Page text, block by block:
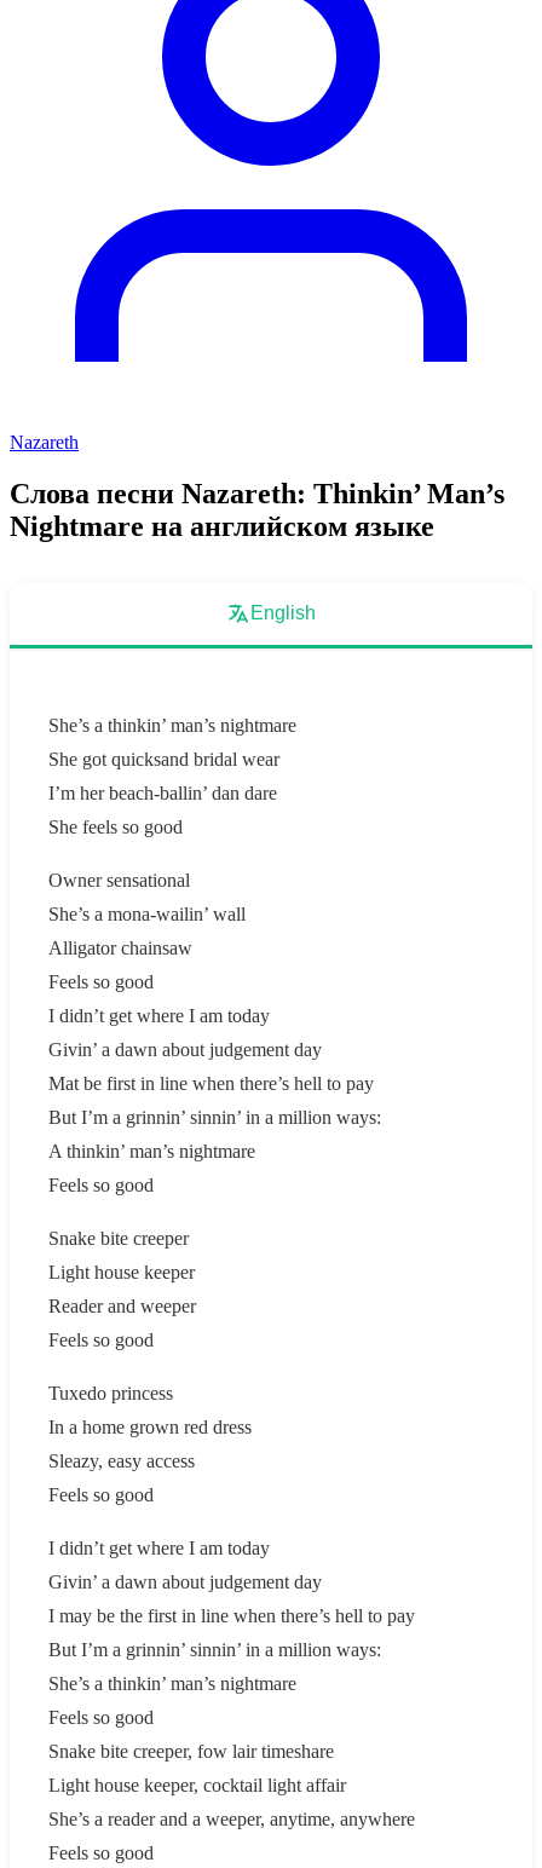
Nazareth
Слова песни Nazareth: Thinkin’ Man’s
Nightmare на английском языке
English
She’s a thinkin’ man’s nightmare
She got quicksand bridal wear
I’m her beach-ballin’ dan dare
She feels so good
Owner sensational
She’s a mona-wailin’ wall
Alligator chainsaw
Feels so good
I didn’t get where I am today
Givin’ a dawn about judgement day
Mat be first in line when there’s hell to pay
But I’m a grinnin’ sinnin’ in a million ways:
A thinkin’ man’s nightmare
Feels so good
Snake bite creeper
Light house keeper
Reader and weeper
Feels so good
Tuxedo princess
In a home grown red dress
Sleazy, easy access
Feels so good
I didn’t get where I am today
Givin’ a dawn about judgement day
I may be the first in line when there’s hell to pay
But I’m a grinnin’ sinnin’ in a million ways:
She’s a thinkin’ man’s nightmare
Feels so good
Snake bite creeper, fow lair timeshare
Light house keeper, cocktail light affair
She’s a reader and a weeper, anytime, anywhere
Feels so good